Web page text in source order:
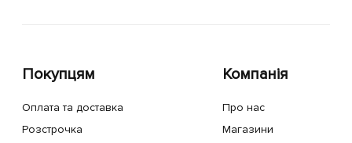
Покупцям
Оплата та доставка
Розстрочка
Компанія
Про нас
Магазини